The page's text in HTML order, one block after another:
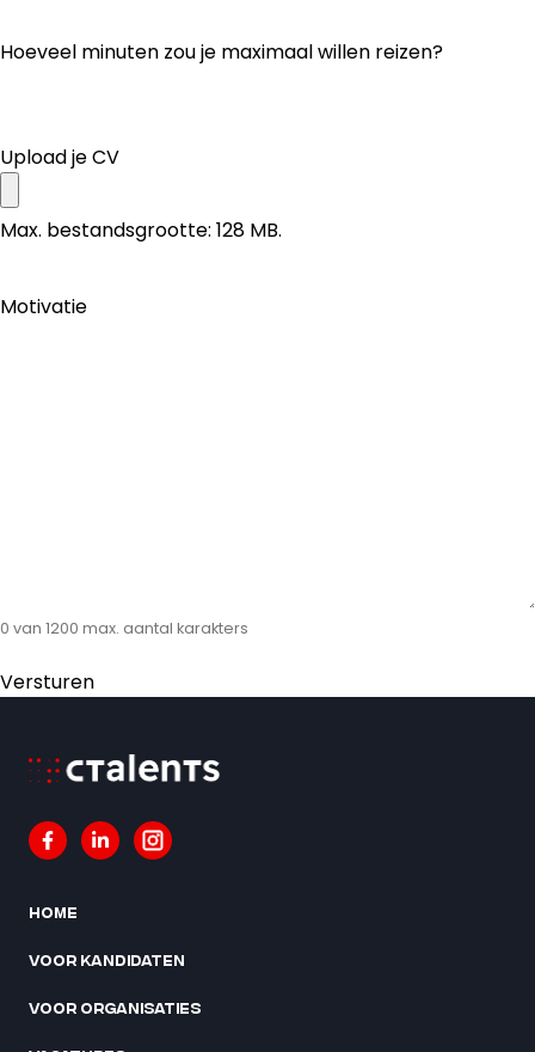
Hoeveel minuten zou je maximaal willen reizen?
Upload je CV
Max. bestandsgrootte: 128 MB.
Motivatie
0 van 1200 max. aantal karakters
Home
Voor kandidaten
Voor organisaties